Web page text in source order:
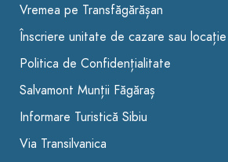
Vremea pe Transfăgărășan
Înscriere unitate de cazare sau locație
Politica de Confidențialitate
Salvamont Munții Făgăraș
Informare Turistică Sibiu
Via Transilvanica